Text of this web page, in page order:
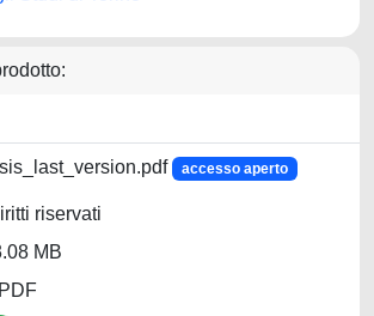
accesso aperto
riservati
MB